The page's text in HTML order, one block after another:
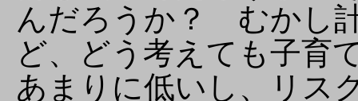
んだろうか？ むかし
ど、どう考えても子育
あまりに低いし、リス